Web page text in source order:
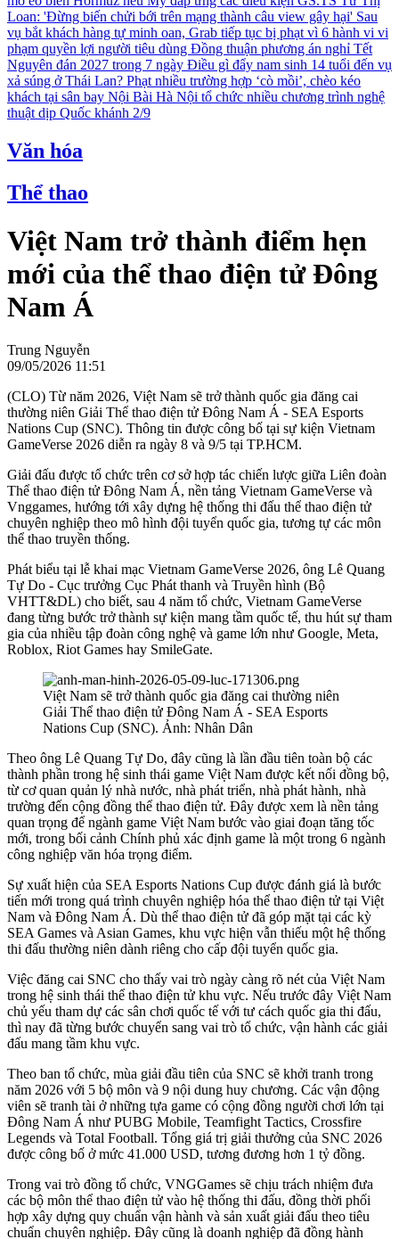
Loan: 'Đừng biến chửi bới trên mạng thành câu view gây hại' Sau
vụ bắt khách hàng tự minh oan, Grab tiếp tục bị phạt vì 6 hành vi vi
phạm quyền lợi người tiêu dùng Đồng thuận phương án nghỉ Tết
Nguyên đán 2027 trong 7 ngày Điều gì đẩy nam sinh 14 tuổi đến vụ
xả súng ở Thái Lan? Phạt nhiều trường hợp ‘cò mồi’, chèo kéo
khách tại sân bay Nội Bài Hà Nội tổ chức nhiều chương trình nghệ
thuật dịp Quốc khánh 2/9
Văn hóa
Thể thao
Việt Nam trở thành điểm hẹn
mới của thể thao điện tử Đông
Nam Á
Trung Nguyễn
09/05/2026 11:51
(CLO) Từ năm 2026, Việt Nam sẽ trở thành quốc gia đăng cai
thường niên Giải Thể thao điện tử Đông Nam Á - SEA Esports
Nations Cup (SNC). Thông tin được công bố tại sự kiện Vietnam
GameVerse 2026 diễn ra ngày 8 và 9/5 tại TP.HCM.
Giải đấu được tổ chức trên cơ sở hợp tác chiến lược giữa Liên đoàn
Thể thao điện tử Đông Nam Á, nền tảng Vietnam GameVerse và
Vnggames, hướng tới xây dựng hệ thống thi đấu thể thao điện tử
chuyên nghiệp theo mô hình đội tuyển quốc gia, tương tự các môn
thể thao truyền thống.
Phát biểu tại lễ khai mạc Vietnam GameVerse 2026, ông Lê Quang
Tự Do - Cục trưởng Cục Phát thanh và Truyền hình (Bộ
VHTT&DL) cho biết, sau 4 năm tổ chức, Vietnam GameVerse
đang từng bước trở thành sự kiện mang tầm quốc tế, thu hút sự tham
gia của nhiều tập đoàn công nghệ và game lớn như Google, Meta,
Roblox, Riot Games hay SmileGate.
Việt Nam sẽ trở thành quốc gia đăng cai thường niên
Giải Thể thao điện tử Đông Nam Á - SEA Esports
Nations Cup (SNC). Ảnh: Nhân Dân
Theo ông Lê Quang Tự Do, đây cũng là lần đầu tiên toàn bộ các
thành phần trong hệ sinh thái game Việt Nam được kết nối đồng bộ,
từ cơ quan quản lý nhà nước, nhà phát triển, nhà phát hành, nhà
trường đến cộng đồng thể thao điện tử. Đây được xem là nền tảng
quan trọng để ngành game Việt Nam bước vào giai đoạn tăng tốc
mới, trong bối cảnh Chính phủ xác định game là một trong 6 ngành
công nghiệp văn hóa trọng điểm.
Sự xuất hiện của SEA Esports Nations Cup được đánh giá là bước
tiến mới trong quá trình chuyên nghiệp hóa thể thao điện tử tại Việt
Nam và Đông Nam Á. Dù thể thao điện tử đã góp mặt tại các kỳ
SEA Games và Asian Games, khu vực hiện vẫn thiếu một hệ thống
thi đấu thường niên dành riêng cho cấp đội tuyển quốc gia.
Việc đăng cai SNC cho thấy vai trò ngày càng rõ nét của Việt Nam
trong hệ sinh thái thể thao điện tử khu vực. Nếu trước đây Việt Nam
chủ yếu tham dự các sân chơi quốc tế với tư cách quốc gia thi đấu,
thì nay đã từng bước chuyển sang vai trò tổ chức, vận hành các giải
đấu mang tầm khu vực.
Theo ban tổ chức, mùa giải đầu tiên của SNC sẽ khởi tranh trong
năm 2026 với 5 bộ môn và 9 nội dung huy chương. Các vận động
viên sẽ tranh tài ở những tựa game có cộng đồng người chơi lớn tại
Đông Nam Á như PUBG Mobile, Teamfight Tactics, Crossfire
Legends và Total Football. Tổng giá trị giải thưởng của SNC 2026
được công bố ở mức 41.000 USD, tương đương hơn 1 tỷ đồng.
Trong vai trò đồng tổ chức, VNGGames sẽ chịu trách nhiệm đưa
các bộ môn thể thao điện tử vào hệ thống thi đấu, đồng thời phối
hợp xây dựng quy chuẩn vận hành và sản xuất giải đấu theo tiêu
chuẩn chuyên nghiệp. Đây cũng là doanh nghiệp đã đồng hành